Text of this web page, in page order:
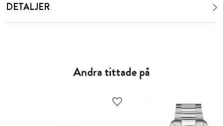
DETALJER
Andra tittade på